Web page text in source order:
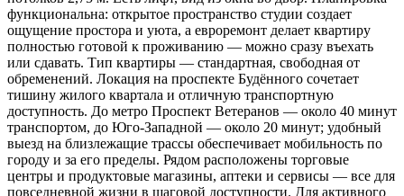
функциональна: открытое пространство студии создает
ощущение простора и уюта, а евроремонт делает квартиру
полностью готовой к проживанию — можно сразу въехать
или сдавать. Тип квартиры — стандартная, свободная от
обременений. Локация на проспекте Будённого сочетает
тишину жилого квартала и отличную транспортную
доступность. До метро Проспект Ветеранов — около 40 минут
транспортом, до Юго-Западной — около 20 минут; удобный
выезд на близлежащие трассы обеспечивает мобильность по
городу и за его пределы. Рядом расположены торговые
центры и продуктовые магазины, аптеки и сервисы — все для
повседневной жизни в шаговой доступности. Для активного